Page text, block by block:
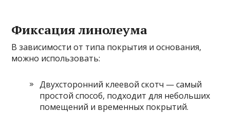
Фиксация линолеума
В зависимости от типа покрытия и основания,
можно использовать:
Двухсторонний клеевой скотч — самый
простой способ, подходит для небольших
помещений и временных покрытий.